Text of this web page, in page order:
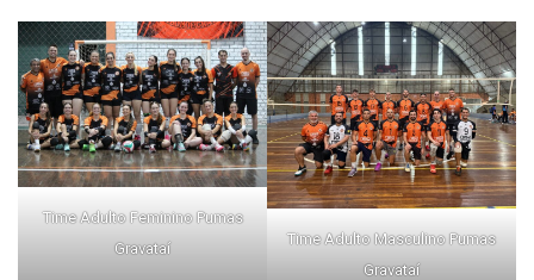
Time Adulto Feminino Pumas
Gravataí
Time Adulto Masculino Pumas
Gravataí